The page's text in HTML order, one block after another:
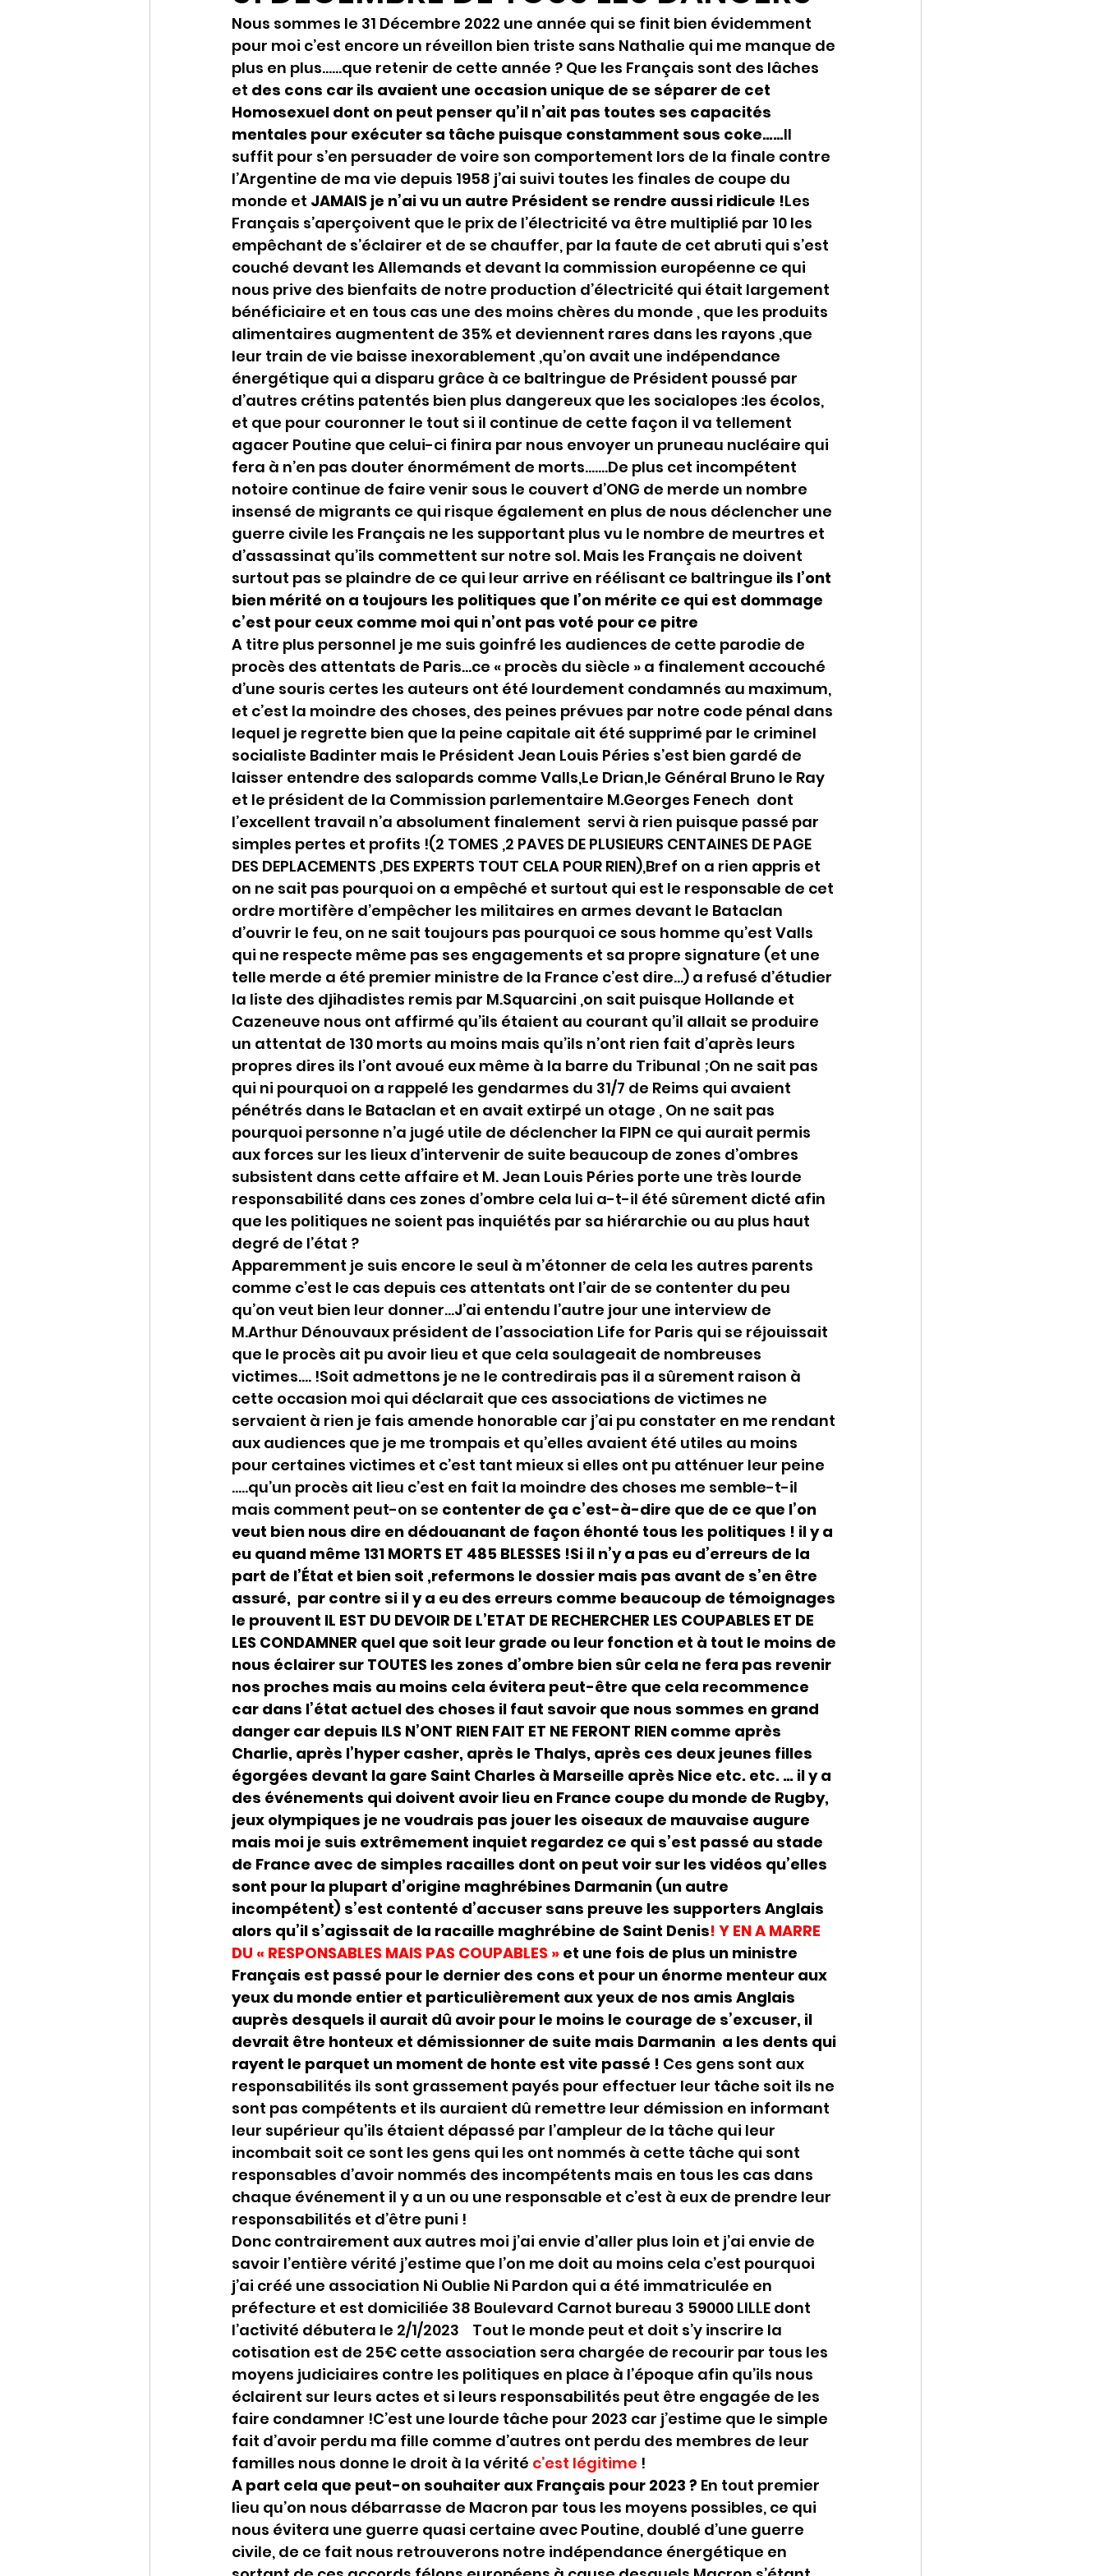
Nous sommes le 31 Décembre 2022 une année qui se finit bien évidemment
pour moi c’est encore un réveillon bien triste sans Nathalie qui me manque de
plus en plus……que retenir de cette année ? Que les Français sont des lâches
et des cons car ils avaient une occasion unique de se séparer de cet
Homosexuel dont on peut penser qu’il n’ait pas toutes ses capacités
mentales pour exécuter sa tâche puisque constamment sous coke……Il
suffit pour s’en persuader de voire son comportement lors de la finale contre
l’Argentine de ma vie depuis 1958 j’ai suivi toutes les finales de coupe du
monde et JAMAIS je n’ai vu un autre Président se rendre aussi ridicule !Les
Français s’aperçoivent que le prix de l’électricité va être multiplié par 10 les
empêchant de s’éclairer et de se chauffer, par la faute de cet abruti qui s’est
couché devant les Allemands et devant la commission européenne ce qui
nous prive des bienfaits de notre production d’électricité qui était largement
bénéficiaire et en tous cas une des moins chères du monde , que les produits
alimentaires augmentent de 35% et deviennent rares dans les rayons ,que
leur train de vie baisse inexorablement ,qu’on avait une indépendance
énergétique qui a disparu grâce à ce baltringue de Président poussé par
d’autres crétins patentés bien plus dangereux que les socialopes :les écolos,
et que pour couronner le tout si il continue de cette façon il va tellement
agacer Poutine que celui-ci finira par nous envoyer un pruneau nucléaire qui
fera à n’en pas douter énormément de morts…….De plus cet incompétent
notoire continue de faire venir sous le couvert d’ONG de merde un nombre
insensé de migrants ce qui risque également en plus de nous déclencher une
guerre civile les Français ne les supportant plus vu le nombre de meurtres et
d’assassinat qu’ils commettent sur notre sol. Mais les Français ne doivent
surtout pas se plaindre de ce qui leur arrive en réélisant ce baltringue ils l’ont
bien mérité on a toujours les politiques que l’on mérite ce qui est dommage
c’est pour ceux comme moi qui n’ont pas voté pour ce pitre
A titre plus personnel je me suis goinfré les audiences de cette parodie de
procès des attentats de Paris…ce « procès du siècle » a finalement accouché
d’une souris certes les auteurs ont été lourdement condamnés au maximum,
et c’est la moindre des choses, des peines prévues par notre code pénal dans
lequel je regrette bien que la peine capitale ait été supprimé par le criminel
socialiste Badinter mais le Président Jean Louis Péries s’est bien gardé de
laisser entendre des salopards comme Valls,Le Drian,le Général Bruno le Ray
et le président de la Commission parlementaire M.Georges Fenech  dont
l’excellent travail n’a absolument finalement  servi à rien puisque passé par
simples pertes et profits !(2 TOMES ,2 PAVES DE PLUSIEURS CENTAINES DE PAGE
DES DEPLACEMENTS ,DES EXPERTS TOUT CELA POUR RIEN),Bref on a rien appris et
on ne sait pas pourquoi on a empêché et surtout qui est le responsable de cet
ordre mortifère d’empêcher les militaires en armes devant le Bataclan
d’ouvrir le feu, on ne sait toujours pas pourquoi ce sous homme qu’est Valls
qui ne respecte même pas ses engagements et sa propre signature (et une
telle merde a été premier ministre de la France c’est dire…) a refusé d’étudier
la liste des djihadistes remis par M.Squarcini ,on sait puisque Hollande et
Cazeneuve nous ont affirmé qu’ils étaient au courant qu’il allait se produire
un attentat de 130 morts au moins mais qu’ils n’ont rien fait d’après leurs
propres dires ils l’ont avoué eux même à la barre du Tribunal ;On ne sait pas
qui ni pourquoi on a rappelé les gendarmes du 31/7 de Reims qui avaient
pénétrés dans le Bataclan et en avait extirpé un otage , On ne sait pas
pourquoi personne n’a jugé utile de déclencher la FIPN ce qui aurait permis
aux forces sur les lieux d’intervenir de suite beaucoup de zones d’ombres
subsistent dans cette affaire et M. Jean Louis Péries porte une très lourde
responsabilité dans ces zones d’ombre cela lui a-t-il été sûrement dicté afin
que les politiques ne soient pas inquiétés par sa hiérarchie ou au plus haut
degré de l’état ?
Apparemment je suis encore le seul à m’étonner de cela les autres parents
comme c’est le cas depuis ces attentats ont l’air de se contenter du peu
qu’on veut bien leur donner…J’ai entendu l’autre jour une interview de
M.Arthur Dénouvaux président de l’association Life for Paris qui se réjouissait
que le procès ait pu avoir lieu et que cela soulageait de nombreuses
victimes…. !Soit admettons je ne le contredirais pas il a sûrement raison à
cette occasion moi qui déclarait que ces associations de victimes ne
servaient à rien je fais amende honorable car j’ai pu constater en me rendant
aux audiences que je me trompais et qu’elles avaient été utiles au moins
pour certaines victimes et c’est tant mieux si elles ont pu atténuer leur peine
…..qu’un procès ait lieu c’est en fait la moindre des choses me semble-t-il
mais comment peut-on se contenter de ça c’est-à-dire que de ce que l’on
veut bien nous dire en dédouanant de façon éhonté tous les politiques ! il y a
eu quand même 131 MORTS ET 485 BLESSES !Si il n’y a pas eu d’erreurs de la
part de l’État et bien soit ,refermons le dossier mais pas avant de s’en être
assuré,  par contre si il y a eu des erreurs comme beaucoup de témoignages
le prouvent IL EST DU DEVOIR DE L’ETAT DE RECHERCHER LES COUPABLES ET DE
LES CONDAMNER quel que soit leur grade ou leur fonction et à tout le moins de
nous éclairer sur TOUTES les zones d’ombre bien sûr cela ne fera pas revenir
nos proches mais au moins cela évitera peut-être que cela recommence
car dans l’état actuel des choses il faut savoir que nous sommes en grand
danger car depuis ILS N’ONT RIEN FAIT ET NE FERONT RIEN comme après
Charlie, après l’hyper casher, après le Thalys, après ces deux jeunes filles
égorgées devant la gare Saint Charles à Marseille après Nice etc. etc. … il y a
des événements qui doivent avoir lieu en France coupe du monde de Rugby,
jeux olympiques je ne voudrais pas jouer les oiseaux de mauvaise augure
mais moi je suis extrêmement inquiet regardez ce qui s’est passé au stade
de France avec de simples racailles dont on peut voir sur les vidéos qu’elles
sont pour la plupart d’origine maghrébines Darmanin (un autre
incompétent) s’est contenté d’accuser sans preuve les supporters Anglais
alors qu’il s’agissait de la racaille maghrébine de Saint Denis! Y EN A MARRE
DU « RESPONSABLES MAIS PAS COUPABLES » et une fois de plus un ministre
Français est passé pour le dernier des cons et pour un énorme menteur aux
yeux du monde entier et particulièrement aux yeux de nos amis Anglais
auprès desquels il aurait dû avoir pour le moins le courage de s’excuser, il
devrait être honteux et démissionner de suite mais Darmanin  a les dents qui
rayent le parquet un moment de honte est vite passé ! Ces gens sont aux
responsabilités ils sont grassement payés pour effectuer leur tâche soit ils ne
sont pas compétents et ils auraient dû remettre leur démission en informant
leur supérieur qu’ils étaient dépassé par l’ampleur de la tâche qui leur
incombait soit ce sont les gens qui les ont nommés à cette tâche qui sont
responsables d’avoir nommés des incompétents mais en tous les cas dans
chaque événement il y a un ou une responsable et c’est à eux de prendre leur
responsabilités et d’être puni !
Donc contrairement aux autres moi j’ai envie d’aller plus loin et j’ai envie de
savoir l’entière vérité j’estime que l’on me doit au moins cela c’est pourquoi
j’ai créé une association Ni Oublie Ni Pardon qui a été immatriculée en
préfecture et est domiciliée 38 Boulevard Carnot bureau 3 59000 LILLE dont
l’activité débutera le 2/1/2023    Tout le monde peut et doit s’y inscrire la
cotisation est de 25€ cette association sera chargée de recourir par tous les
moyens judiciaires contre les politiques en place à l’époque afin qu’ils nous
éclairent sur leurs actes et si leurs responsabilités peut être engagée de les
faire condamner !C’est une lourde tâche pour 2023 car j’estime que le simple
fait d’avoir perdu ma fille comme d’autres ont perdu des membres de leur
familles nous donne le droit à la vérité c’est légitime !
A part cela que peut-on souhaiter aux Français pour 2023 ? En tout premier
lieu qu’on nous débarrasse de Macron par tous les moyens possibles, ce qui
nous évitera une guerre quasi certaine avec Poutine, doublé d’une guerre
civile, de ce fait nous retrouverons notre indépendance énergétique en